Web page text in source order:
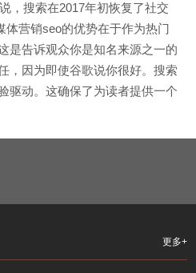
，搜索在2017年初恢复了社交
体营销seo的优势在于作为热门
是告诉观众你是知名来源之一的
，因为即使谷歌说你很好。搜索
驱动。这确保了为读者提供一个
更多+